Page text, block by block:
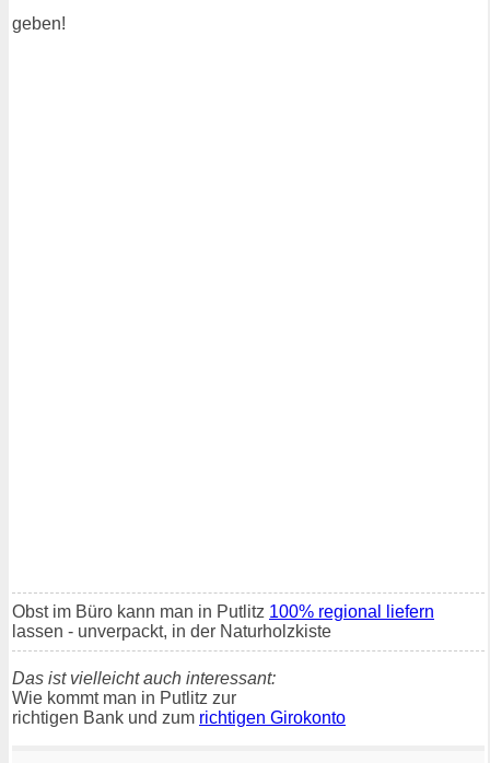
geben!
Obst im Büro kann man in Putlitz 100% regional liefern
lassen - unverpackt, in der Naturholzkiste
Das ist vielleicht auch interessant:
Wie kommt man in Putlitz zur
richtigen Bank und zum richtigen Girokonto